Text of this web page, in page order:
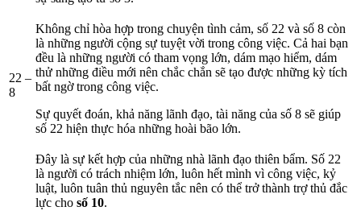
22 –
8
Không chỉ hòa hợp trong chuyện tình cảm, số 22 và số 8 còn
là những người cộng sự tuyệt vời trong công việc. Cả hai bạn
đều là những người có tham vọng lớn, dám mạo hiểm, dám
thử những điều mới nên chắc chắn sẽ tạo được những kỳ tích
bất ngờ trong công việc.
Sự quyết đoán, khả năng lãnh đạo, tài năng của số 8 sẽ giúp
số 22 hiện thực hóa những hoài bão lớn.
Đây là sự kết hợp của những nhà lãnh đạo thiên bẩm. Số 22
là người có trách nhiệm lớn, luôn hết mình vì công việc, kỷ
luật, luôn tuân thủ nguyên tắc nên có thể trở thành trợ thủ đắc
lực cho số 10.